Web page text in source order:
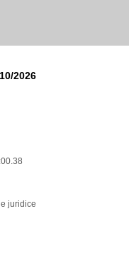
2026
juridice